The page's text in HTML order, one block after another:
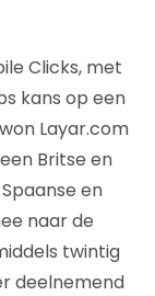
Clicks, met
kans op een
Layar.com
Britse en
en
naar de
twintig
deelnemend